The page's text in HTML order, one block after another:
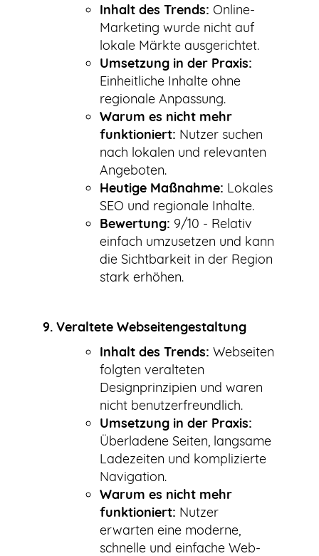
Inhalt des Trends: Online-
Marketing wurde nicht auf
lokale Märkte ausgerichtet.
Umsetzung in der Praxis:
Einheitliche Inhalte ohne
regionale Anpassung.
Warum es nicht mehr
funktioniert: Nutzer suchen
nach lokalen und relevanten
Angeboten.
Heutige Maßnahme: Lokales
SEO und regionale Inhalte.
Bewertung: 9/10 - Relativ
einfach umzusetzen und kann
die Sichtbarkeit in der Region
stark erhöhen.
9. Veraltete Webseitengestaltung
Inhalt des Trends: Webseiten
folgten veralteten
Designprinzipien und waren
nicht benutzerfreundlich.
Umsetzung in der Praxis:
Überladene Seiten, langsame
Ladezeiten und komplizierte
Navigation.
Warum es nicht mehr
funktioniert: Nutzer
erwarten eine moderne,
schnelle und einfache Web-